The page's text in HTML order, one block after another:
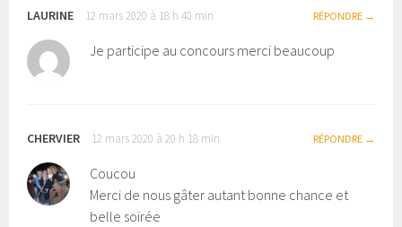
LAURINE 12 mars 2020 à 18 h 40 min RÉPONDRE
Je participe au concours merci beaucoup
CHERVIER 12 mars 2020 à 20 h 18 min RÉPONDRE
Coucou
Merci de nous gâter autant bonne chance et
belle soirée